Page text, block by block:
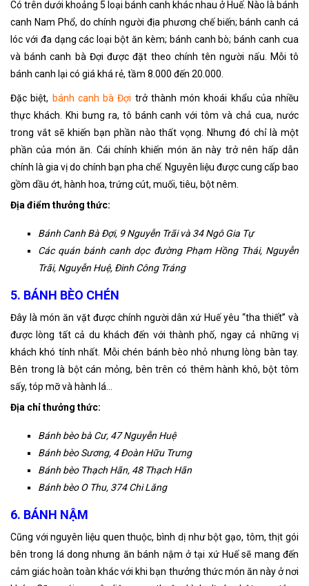
Có trên dưới khoảng 5 loại bánh canh khác nhau ở Huế. Nào là bánh
canh Nam Phổ, do chính người địa phương chế biến; bánh canh cá
lóc với đa dạng các loại bột ăn kèm; bánh canh bò; bánh canh cua
và bánh canh bà Đợi được đặt theo chính tên người nấu. Mỗi tô
bánh canh lại có giá khá rẻ, tầm 8.000 đến 20.000.
Đặc biệt, bánh canh bà Đợi trở thành món khoái khẩu của nhiều
thực khách. Khi bưng ra, tô bánh canh với tôm và chả cua, nước
trong vắt sẽ khiến bạn phần nào thất vọng. Nhưng đó chỉ là một
phần của món ăn. Cái chính khiến món ăn này trở nên hấp dẫn
chính là gia vị do chính bạn pha chế. Nguyên liệu được cung cấp bao
gồm dầu ớt, hành hoa, trứng cút, muối, tiêu, bột nêm.
Địa điểm thưởng thức:
Bánh Canh Bà Đợi, 9 Nguyễn Trãi và 34 Ngô Gia Tự
Các quán bánh canh dọc đường Phạm Hồng Thái, Nguyễn
Trãi, Nguyễn Huệ, Đinh Công Tráng
5. BÁNH BÈO CHÉN
Đây là món ăn vặt được chính người dân xứ Huế yêu “tha thiết” và
được lòng tất cả du khách đến với thành phố, ngay cả những vị
khách khó tính nhất. Mỗi chén bánh bèo nhỏ nhưng lòng bàn tay.
Bên trong là bột cán mỏng, bên trên có thêm hành khô, bột tôm
sấy, tóp mỡ và hành lá…
Địa chỉ thưởng thức:
Bánh bèo bà Cư, 47 Nguyễn Huệ
Bánh bèo Sương, 4 Đoàn Hữu Trưng
Bánh bèo Thạch Hãn, 48 Thạch Hãn
Bánh bèo O Thu, 374 Chi Lăng
6. BÁNH NẬM
Cũng với nguyên liệu quen thuộc, bình dị như bột gạo, tôm, thịt gói
bên trong lá dong nhưng ăn bánh nậm ở tại xứ Huế sẽ mang đến
cảm giác hoàn toàn khác với khi bạn thưởng thức món ăn này ở nơi